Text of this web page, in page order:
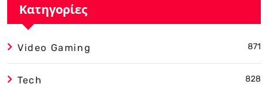
Κατηγορίες
Video Gaming 871
Tech 828